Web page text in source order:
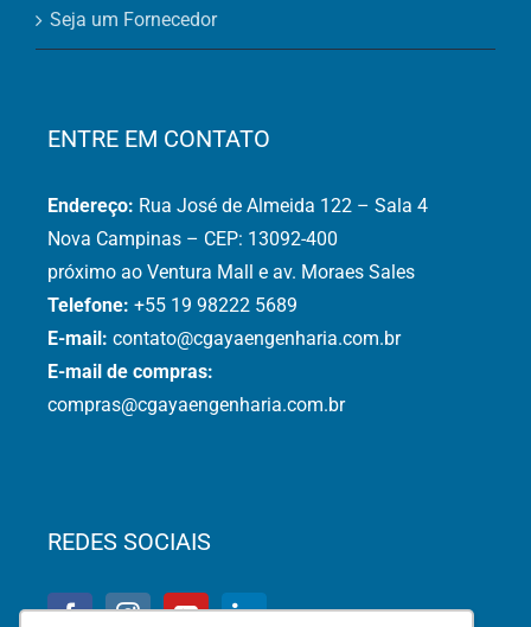
Seja um Fornecedor
ENTRE EM CONTATO
Endereço: Rua José de Almeida 122 – Sala 4
Nova Campinas – CEP: 13092-400
próximo ao Ventura Mall e av. Moraes Sales
Telefone: +55 19 98222 5689
E-mail: contato@cgayaengenharia.com.br
E-mail de compras:
compras@cgayaengenharia.com.br
REDES SOCIAIS